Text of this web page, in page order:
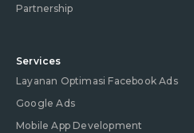
Partnership
Services
Layanan Optimasi Facebook Ads
Google Ads
Mobile App Development